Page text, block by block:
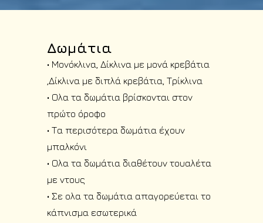
Δωμάτια
• Μονόκλινα, Δίκλινα με μονά κρεβάτια
,Δίκλινα με διπλά κρεβάτια, Τρίκλινα
• Ολα τα δωμάτια βρίσκονται στον
πρώτο όροφο
• Τα περισότερα δωμάτια έχουν
μπαλκόνι
• Ολα τα δωμάτια διαθέτουν τουαλέτα
με ντους
• Σε ολα τα δωμάτια απαγορεύεται το
κάπνισμα εσωτερικά